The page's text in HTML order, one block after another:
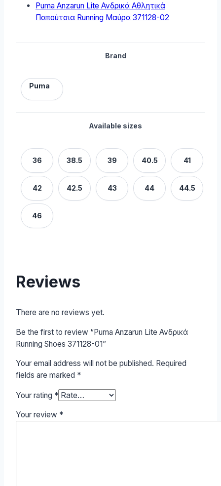
Puma Anzarun Lite Ανδρικά Αθλητικά
Παπούτσια Running Μαύρα 371128-02
Brand
Puma
Available sizes
36 38.5 39 40.5 41
42 42.5 43 44 44.5
46
Reviews
There are no reviews yet.
Be the first to review “Puma Anzarun Lite Ανδρικά
Running Shoes 371128-01”
Your email address will not be published. Required
fields are marked *
Your rating *
Your review *